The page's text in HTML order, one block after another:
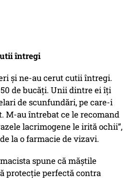
întregi
și ne-au cerut cutii întregi.
50 de bucăți. Unii dintre ei îți
de scunfundări, pe care-i
M-au întrebat ce le recomand
lacrimogene le irită ochii”,
la o farmacie de vizavi.
spune că măștile
protecție perfectă contra